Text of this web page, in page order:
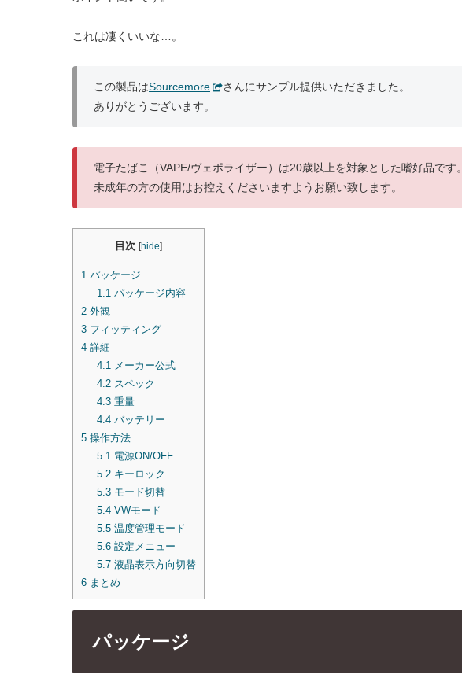
これは凄くいいな…。
この製品はSourcemore
さんにサンプル提供いただきました。
ありがとうございます。
電子たばこ（VAPE/ヴェポライザー）は20歳以上を対象とした嗜好品です。
未成年の方の使用はお控えくださいますようお願い致します。
目次 [hide]
1 パッケージ
1.1 パッケージ内容
2 外観
3 フィッティング
4 詳細
4.1 メーカー公式
4.2スペック
4.3重量
4.4バッテリー
5 操作方法
5.1 電源ON/OFF
5.2キーロック
5.3モード切替
5.4VWモード
5.5温度管理モード
5.6設定メニュー
5.7液晶表示方向切替
6 まとめ
パッケージ